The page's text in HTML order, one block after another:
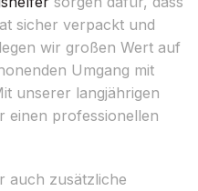
sicher verpackt und
wir großen Wert auf
Umgang mit
unserer langjährigen
einen professionellen
auch zusätzliche